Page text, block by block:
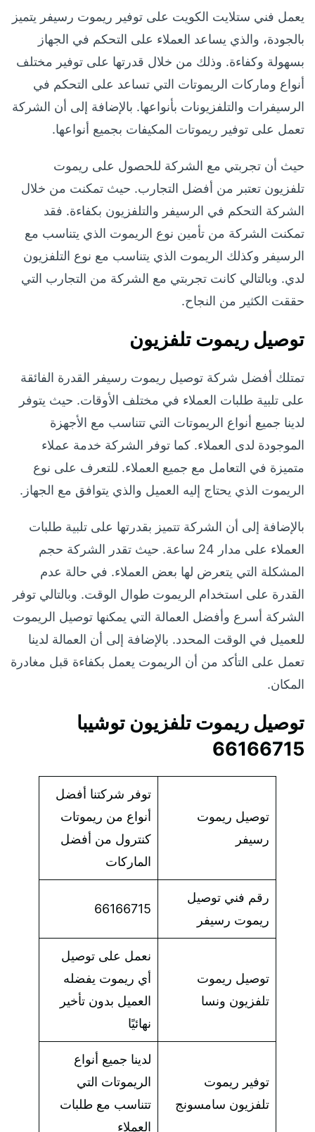
يعمل فني ستلايت الكويت على توفير ريموت رسيفر يتميز
بالجودة، والذي يساعد العملاء على التحكم في الجهاز
بسهولة وكفاءة. وذلك من خلال قدرتها على توفير مختلف
أنواع وماركات الريموتات التي تساعد على التحكم في
الرسيفرات والتلفزيونات بأنواعها. بالإضافة إلى أن الشركة
تعمل على توفير ريموتات المكيفات بجميع أنواعها.
حيث أن تجربتي مع الشركة للحصول على ريموت
تلفزيون تعتبر من أفضل التجارب. حيث تمكنت من خلال
الشركة التحكم في الرسيفر والتلفزيون بكفاءة. فقد
تمكنت الشركة من تأمين نوع الريموت الذي يتناسب مع
الرسيفر وكذلك الريموت الذي يتناسب مع نوع التلفزيون
لدي. وبالتالي كانت تجربتي مع الشركة من التجارب التي
حققت الكثير من النجاح.
توصيل ريموت تلفزيون
تمتلك أفضل شركة توصيل ريموت رسيفر القدرة الفائقة
على تلبية طلبات العملاء في مختلف الأوقات. حيث يتوفر
لدينا جميع أنواع الريموتات التي تتناسب مع الأجهزة
الموجودة لدى العملاء. كما توفر الشركة خدمة عملاء
متميزة في التعامل مع جميع العملاء. للتعرف على نوع
الريموت الذي يحتاج إليه العميل والذي يتوافق مع الجهاز.
بالإضافة إلى أن الشركة تتميز بقدرتها على تلبية طلبات
العملاء على مدار 24 ساعة. حيث تقدر الشركة حجم
المشكلة التي يتعرض لها بعض العملاء. في حالة عدم
القدرة على استخدام الريموت طوال الوقت. وبالتالي توفر
الشركة أسرع وأفضل العمالة التي يمكنها توصيل الريموت
للعميل في الوقت المحدد. بالإضافة إلى أن العمالة لدينا
تعمل على التأكد من أن الريموت يعمل بكفاءة قبل مغادرة
المكان.
توصيل ريموت تلفزيون توشيبا
66166715
توصيل ريموت
رسيفر
توفر شركتنا أفضل
أنواع من ريموتات
كنترول من أفضل
الماركات
رقم فني توصيل
ريموت رسيفر
66166715
توصيل ريموت
تلفزيون ونسا
نعمل على توصيل
أي ريموت يفضله
العميل بدون تأخير
نهائيًا
توفير ريموت
تلفزيون سامسونج
لدينا جميع أنواع
الريموتات التي
تتناسب مع طلبات
العملاء